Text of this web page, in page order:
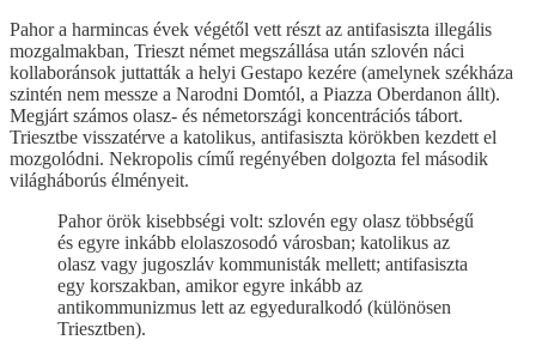
Pahor a harmincas évek végétől vett részt az antifasiszta illegális
mozgalmakban, Trieszt német megszállása után szlovén náci
kollaboránsok juttatták a helyi Gestapo kezére (amelynek székháza
szintén nem messze a Narodni Domtól, a Piazza Oberdanon állt).
Megjárt számos olasz- és németországi koncentrációs tábort.
Triesztbe visszatérve a katolikus, antifasiszta körökben kezdett el
mozgolódni. Nekropolis című regényében dolgozta fel második
világháborús élményeit.
Pahor örök kisebbségi volt: szlovén egy olasz többségű
és egyre inkább elolaszosodó városban; katolikus az
olasz vagy jugoszláv kommunisták mellett; antifasiszta
egy korszakban, amikor egyre inkább az
antikommunizmus lett az egyeduralkodó (különösen
Triesztben).